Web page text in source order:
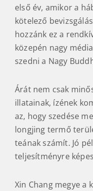
első év, amikor a
kötelező
hozzánk ez a
közepén nagy
szedni a Nagy
Árát nem csak
illatainak, ízének
az, hogy szedése
longjing termő
teának számít. Jó
teljesítményre
Xin Chang megye a